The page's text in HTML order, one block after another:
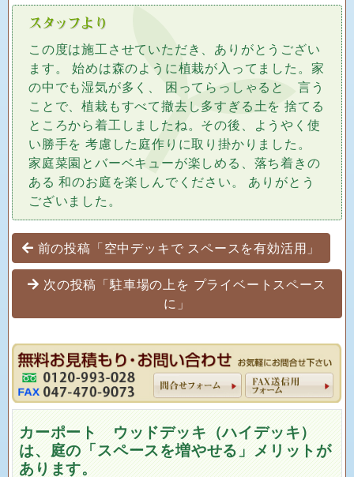
この度は施工させていただき、ありがとうござい
ます。 始めは森のように植栽が入ってました。家
の中でも湿気が多く、 困ってらっしゃると 言う
ことで、植栽もすべて撤去し多すぎる土を 捨てる
ところから着工しましたね。その後、ようやく使
い勝手を 考慮した庭作りに取り掛かりました。
家庭菜園とバーベキューが楽しめる、落ち着きの
ある 和のお庭を楽しんでください。 ありがとう
ございました。
投稿ナビゲーション
前の投稿「空中デッキで スペースを有効活用」
次の投稿「駐車場の上を プライベートスペース
に」
カーポート ウッドデッキ（ハイデッキ）
は、庭の「スペースを増やせる」メリットが
あります。
カーポートの上にウッドデッキで、スペース＝